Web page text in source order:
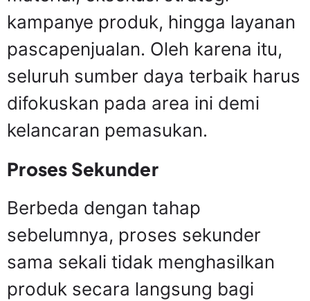
kampanye produk, hingga layanan
pascapenjualan. Oleh karena itu,
seluruh sumber daya terbaik harus
difokuskan pada area ini demi
kelancaran pemasukan.
Proses Sekunder
Berbeda dengan tahap
sebelumnya, proses sekunder
sama sekali tidak menghasilkan
produk secara langsung bagi